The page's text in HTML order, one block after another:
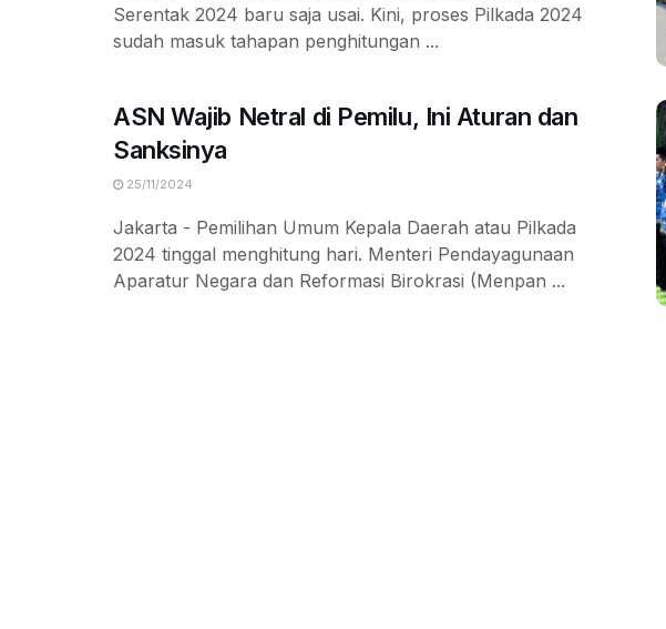
Serentak 2024 baru saja usai. Kini, proses Pilkada 2024
sudah masuk tahapan penghitungan ...
ASN Wajib Netral di Pemilu, Ini Aturan dan
Sanksinya
25/11/2024
Jakarta - Pemilihan Umum Kepala Daerah atau Pilkada
2024 tinggal menghitung hari. Menteri Pendayagunaan
Aparatur Negara dan Reformasi Birokrasi (Menpan ...